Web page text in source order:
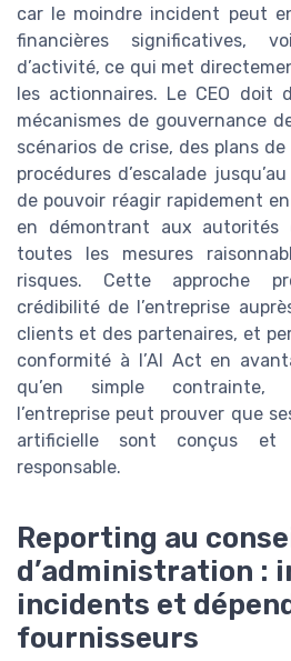
car le moindre incident peut
financières significatives,
d’activité, ce qui met
les actionnaires. Le CEO doit
mécanismes de gouvernance
scénarios de crise, des plans
procédures d’escalade
de pouvoir réagir rapidement
en démontrant aux
toutes les mesures
risques. Cette approche
crédibilité de l’entreprise
clients et des partenaires, et
conformité à l’AI Act en
qu’en simple contrainte,
l’entreprise peut prouver que
artificielle sont conçus et
responsable.
Reporting au
d’administration :
incidents et
fournisseurs